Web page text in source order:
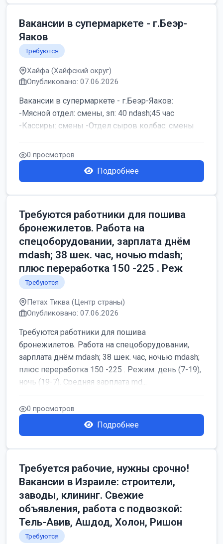
Вакансии в супермаркете - г.Беэр-
Яаков
Требуются
Хайфа (Хайфский округ)
Опубликовано: 07.06.2026
Вакансии в супермаркете - г.Беэр-Яаков:
-Мясной отдел: смены, зп: 40 ndash;45 час
-Кассиры: смены -Отдел сыров колбас: смены
0 просмотров
Подробнее
Требуются работники для пошива
бронежилетов. Работа на
спецоборудовании, зарплата днём
mdash; 38 шек. час, ночью mdash;
плюс переработка 150 -225 . Реж
Требуются
Петах Тиква (Центр страны)
Опубликовано: 07.06.2026
Требуются работники для пошива
бронежилетов. Работа на спецоборудовании,
зарплата днём mdash; 38 шек. час, ночью mdash;
плюс переработка 150 -225 . Режим: день (7-19),
ночь (19-7). Средняя зарплата md...
0 просмотров
Подробнее
Требуется рабочие, нужны срочно!
Вакансии в Израиле: строители,
заводы, клининг. Свежие
объявления, работа с подвозкой:
Тель-Авив, Ашдод, Холон, Ришон
Требуются